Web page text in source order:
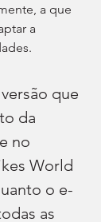
a que
a
que
da
no
World
o e-
as